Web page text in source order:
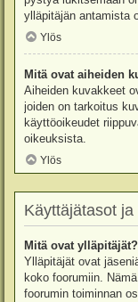
ylläpitäjän antamista
Ylös
Mitä ovat aiheiden
Aiheiden kuvakkeet
joiden on tarkoitus
käyttöoikeudet
oikeuksista.
Ylös
Käyttäjätasot ja
Mitä ovat ylläpitäjät?
Ylläpitäjät ovat
koko foorumiin.
foorumin toiminnan